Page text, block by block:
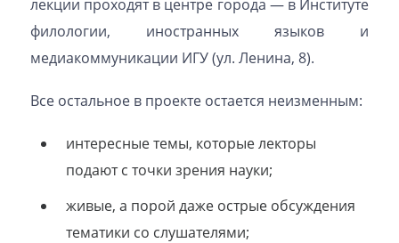
лекции проходят в центре города — в Институте
филологии, иностранных языков и
медиакоммуникации ИГУ (ул. Ленина, 8).
Все остальное в проекте остается неизменным:
интересные темы, которые лекторы
подают с точки зрения науки;
живые, а порой даже острые обсуждения
тематики со слушателями;